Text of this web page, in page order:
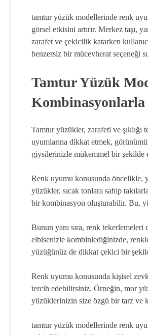
tamtur yüzük modellerinde renk
görsel etkisini artırır. Merkez taşı,
zarafet ve çekicilik katarken
benzersiz bir mücevherat seçeneği
Tamtur Yüzük
Kombinasyonlarla
Tamtur yüzükler, zarafeti ve
uyumlarına dikkat etmek,
giysilerinizle mükemmel bir şekilde
Renk uyumu konusunda öncelikle,
yüzükler, sıcak tonlara sahip
bir kombinasyon oluşturabilir. Bu,
Bunun yanı sıra, renk
elbisenizle kombinlediğinizde,
yüzüğünüz de dikkat çekici bir
Renk uyumu konusunda kişisel
tercih edebilirsiniz. Örneğin, mor
yüzüklerinizin size özgü bir tarz ve
tamtur yüzük modellerinde renk